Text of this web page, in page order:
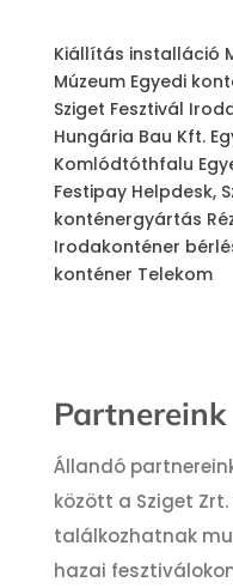
Kiállítás installáció
Múzeum Egyedi
Sziget Fesztivál
Hungária Bau Kft.
Komlódtóthfalu
Festipay Helpdesk,
konténergyártás
Irodakonténer
konténer Telekom
Partnereink
Állandó
között a Sziget
találkozhatnak
hazai